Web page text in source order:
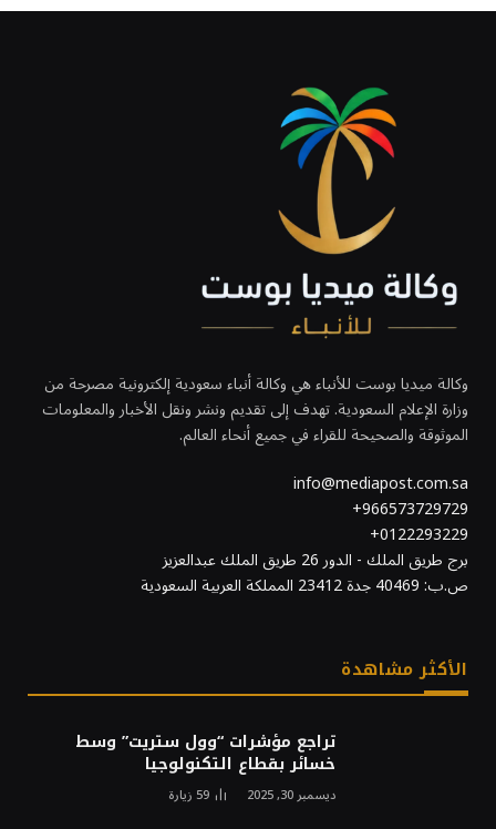
وكالة ميديا بوست للأنباء هي وكالة أنباء سعودية إلكترونية مصرحة من
وزارة الإعلام السعودية. تهدف إلى تقديم ونشر ونقل الأخبار والمعلومات
الموثوقة والصحيحة للقراء في جميع أنحاء العالم.
info@mediapost.com.sa
966573729729+
0122293229+
برج طريق الملك - الدور 26 طريق الملك عبدالعزيز
ص.ب: 40469 جدة 23412 المملكة العربية السعودية
الأكثر مشاهدة
تراجع مؤشرات “وول ستريت” وسط
خسائر بقطاع التكنولوجيا
ديسمبر 30, 2025 59 زيارة